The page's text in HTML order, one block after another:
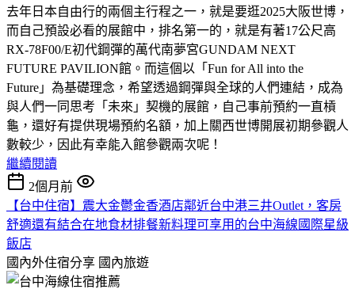
去年日本自由行的兩個主行程之一，就是要逛2025大阪世博，
而自己預設必看的展館中，排名第一的，就是有著17公尺高
RX-78F00/E初代鋼彈的萬代南夢宮GUNDAM NEXT
FUTURE PAVILION館。而這個以「Fun for All into the
Future」為基礎理念，希望透過鋼彈與全球的人們連結，成為
與人們一同思考「未來」契機的展館，自己事前預約一直槓
龜，還好有提供現場預約名額，加上關西世博開展初期參觀人
數較少，因此有幸能入館參觀兩次呢！
繼續閱讀
2個月前
【台中住宿】震大金鬱金香酒店鄰近台中港三井Outlet，客房
舒適還有結合在地食材排餐新料理可享用的台中海線國際星級
飯店
國內外住宿分享 國內旅遊